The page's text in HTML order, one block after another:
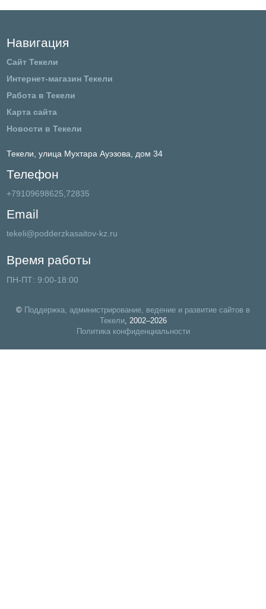
Навигация
Сайт Текели
Интернет-магазин Текели
Работа в Текели
Карта сайта
Новости в Текели
Текели, улица Мухтара Ауэзова, дом 34
Телефон
+79109698625,72835
Email
tekeli@podderzkasaitov-kz.ru
Время работы
ПН-ПТ: 9:00-18:00
©
Поддержка, администрирование, ведение и развитие сайтов в
Текели, 2002–2026
Политика конфиденциальности